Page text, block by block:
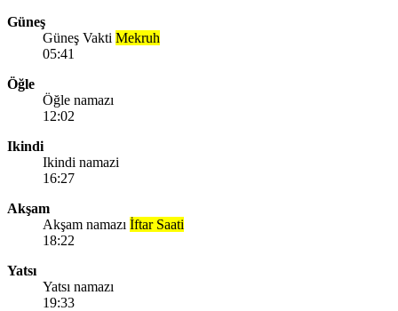
Güneş
Güneş Vakti Mekruh
05:41
Öğle
Öğle namazı
12:02
Ikindi
Ikindi namazi
16:27
Akşam
Akşam namazı İftar Saati
18:22
Yatsı
Yatsı namazı
19:33